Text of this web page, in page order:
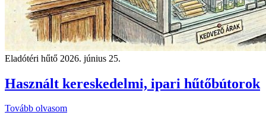
Eladótéri hűtő 2026. június 25.
Használt kereskedelmi, ipari hűtőbútorok
Tovább olvasom